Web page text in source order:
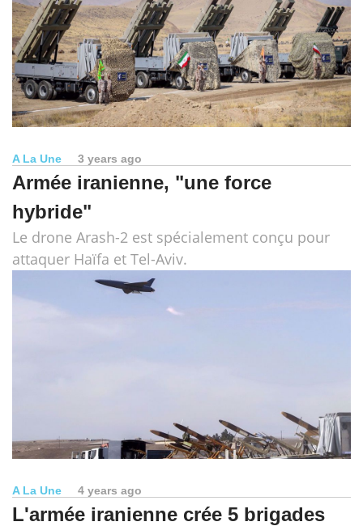
A La Une 3 years ago
Armée iranienne, "une force
hybride"
Le drone Arash-2 est spécialement conçu pour
attaquer Haïfa et Tel-Aviv.
A La Une 4 years ago
L'armée iranienne crée 5 brigades